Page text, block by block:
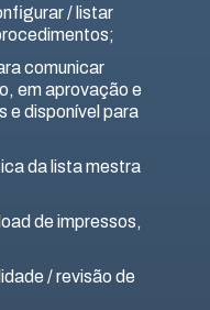
/ listar
comunicar
em aprovação e
e disponível para
da lista mestra
de impressos,
/ revisão de